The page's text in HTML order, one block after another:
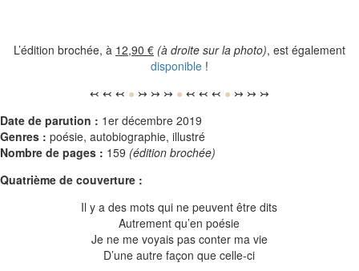
L’édition brochée, à 12,90 € (à droite sur la photo), est également
disponible !
↢ ↢ ↢ ● ↣ ↣ ↣ ● ↢ ↢ ↢ ● ↣ ↣ ↣
Date de parution : 1er décembre 2019
Genres : poésie, autobiographie, illustré
Nombre de pages : 159 (édition brochée)
Quatrième de couverture :
Il y a des mots qui ne peuvent être dits
Autrement qu’en poésie
Je ne me voyais pas conter ma vie
D’une autre façon que celle-ci